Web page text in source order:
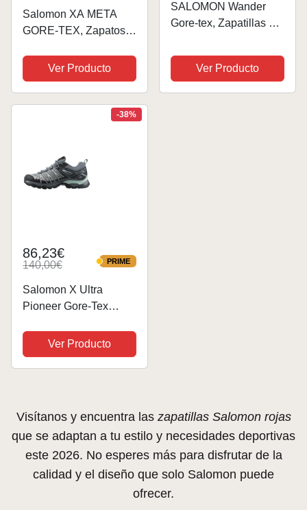
Salomon XA META
GORE-TEX, Zapatos
Versátiles para Mayor
Comodidad, Perfectos
para Botas de
Senderismo y Correr
Ver Producto
SALOMON Wander
Gore-tex, Zapatillas de
Plum Kitten Gull, 38
Ver Producto
-38%
86,23€
140,00€ PRIME
PRIME
Salomon X Ultra
Pioneer Gore-Tex
Senderismo para
Mujer, Cualquier clima,
Sujeción del pie
Weather,...
Ver Producto
Visítanos y encuentra las zapatillas Salomon rojas
que se adaptan a tu estilo y necesidades deportivas
este 2026. No esperes más para disfrutar de la
calidad y el diseño que solo Salomon puede
ofrecer.